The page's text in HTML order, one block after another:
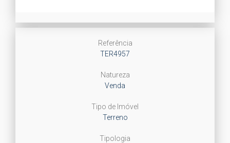
Referência
TER4957
Natureza
Venda
Tipo de Imóvel
Terreno
Tipologia